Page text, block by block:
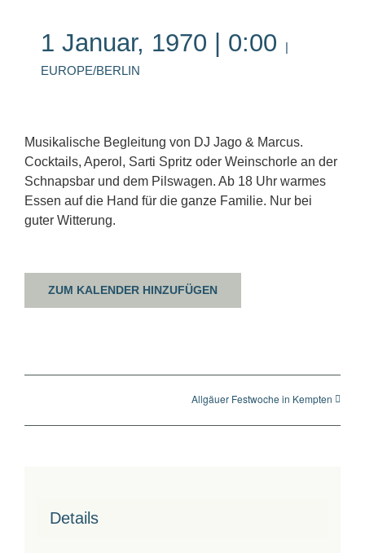
1 Januar, 1970 | 0:00
|
EUROPE/BERLIN
Musikalische Begleitung von DJ Jago & Marcus.
Cocktails, Aperol, Sarti Spritz oder Weinschorle an der
Schnapsbar und dem Pilswagen. Ab 18 Uhr warmes
Essen auf die Hand für die ganze Familie. Nur bei
guter Witterung.
ZUM KALENDER HINZUFÜGEN
Allgäuer Festwoche in Kempten
Details